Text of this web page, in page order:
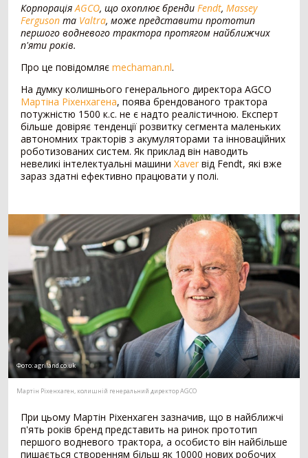
Протруйник насіння
Жатка
Зернова жатка
Жатка для соняшника
Жатка для кукурудзи
Ріпаковий стіл
Візок для жатки
Кормозбиральна жатка
Внесення добрив
Машина для внесення рідких добрив
79
Гноєрозкидач
44
Розчинно-заправна станція
Сепаратор гною
2
Накопичувальний бункер
1
Точне землеробство 138
Система паралельного водіння
90
Дрон-обприскувач
16
Система автоматичного підрулювання
14
Система контролю висіву
11
Агродрон
Комбайн
Зернозбиральний комбайн
1236
Корпорація AGCO, що охоплює бренди Fendt, Massey
Ferguson та Valtra, може представити прототип
першого водневого трактора протягом найближчих
п'яти років.
Про це повідомляє mechaman.nl.
На думку колишнього генерального директора AGCO
Мартіна Ріхенхагена, поява брендованого трактора
потужністю 1500 к.с. не є надто реалістичною. Експерт
більше довіряє тенденції розвитку сегмента маленьких
автономних тракторів з акумуляторами та інноваційних
роботизованих систем. Як приклад він наводить
невеликі інтелектуальні машини Xaver від Fendt, які вже
зараз здатні ефективно працювати у полі.
Фото:agriland.co.uk
Мартін Ріхенхаген, колишній генеральний директор AGCO
При цьому Мартін Ріхенхаген зазначив, що в найближчі
п'ять років бренд представить на ринок прототип
першого водневого трактора, а особисто він найбільше
пишається створенням більш як 10000 нових робочих